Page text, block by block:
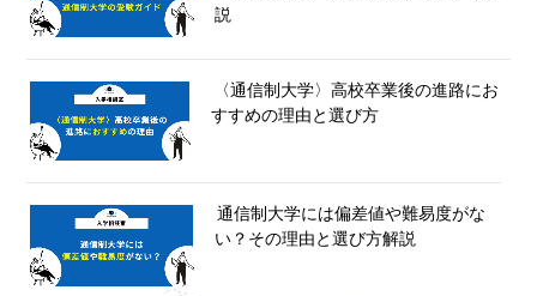
説
〈通信制大学〉高校卒業後の進路にお
すすめの理由と選び方
通信制大学には偏差値や難易度がな
い？その理由と選び方解説